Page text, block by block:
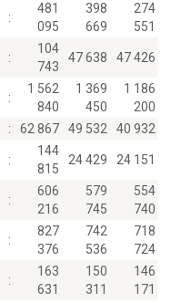
:
481
095
398
669
274
551
:
104
743
47 638 47 426
:
1 562
840
1 369
450
1 186
200
: 62 867 49 532 40 932
:
144
815
24 429 24 151
:
606
216
579
745
554
740
:
827
376
742
536
718
724
:
163
631
150
311
146
171